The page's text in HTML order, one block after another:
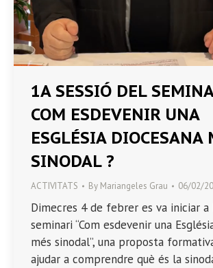
1A SESSIÓ DEL
COM ESDEVENIR UNA
ESGLÉSIA DIOCESANA
SINODAL ?
ACTIVITATS By Mariangeles Grau 06/02/
Dimecres 4 de febrer es va iniciar
seminari “Com esdevenir una
més sinodal”, una proposta
ajudar a comprendre què és la